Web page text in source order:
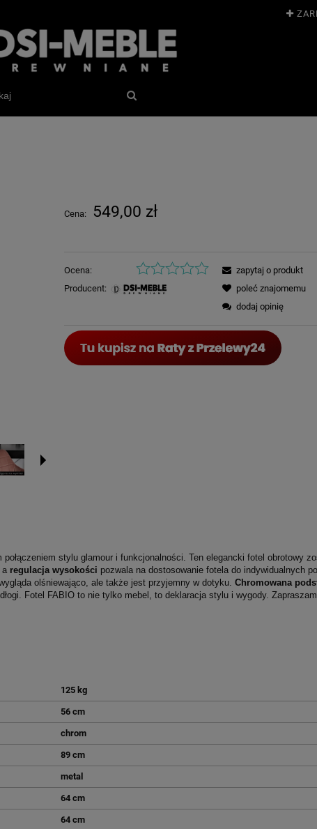
Cena: 549,00 zł
Ocena:
Producent:
zapytaj o produkt
poleć znajomemu
dodaj opinię
stylu glamour i funkcjonalności. Ten elegancki fotel obrotowy
a regulacja wysokości pozwala na dostosowanie fotela do indywidualnych
olśniewająco, ale także jest przyjemny w dotyku. Chromowana
Fotel FABIO to nie tylko mebel, to deklaracja stylu i wygody.
125 kg
56 cm
chrom
89 cm
metal
64 cm
64 cm